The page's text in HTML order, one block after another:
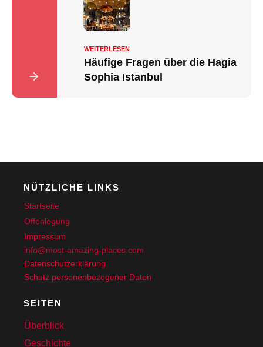
WEITERLESEN
Häufige Fragen über die Hagia
Sophia Istanbul
NÜTZLICHE LINKS
Startseite
Offenlegung
Impressum
info@most-amazing-places.com
Datenschutzerklärung
Schutz personenbezogener Daten
SEITEN
Überblick
Geschichte